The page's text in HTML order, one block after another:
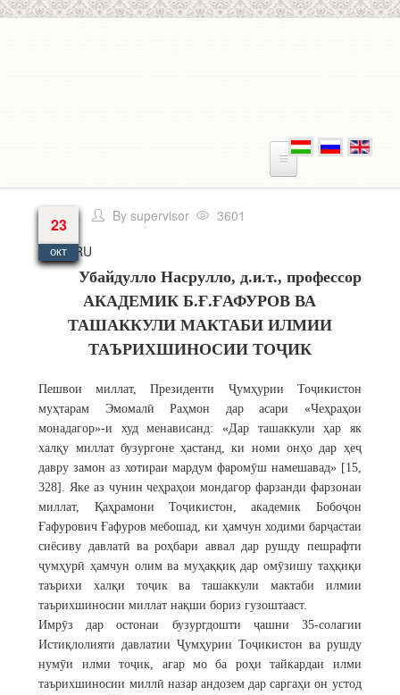
23
окт
Bysupervisor
3601
Язык
RU
Убайдулло Насрулло, д.и.т., профессор
АКАДЕМИК Б.Ғ.ҒАФУРОВ ВА
ТАШАККУЛИ МАКТАБИ ИЛМИИ
ТАЪРИХШИНОСИИ ТОҶИК
Пешвои миллат, Президенти Ҷумҳурии Тоҷикистон
муҳтарам Эмомалӣ Раҳмон дар асари «Чеҳраҳои
монадагор»-и худ менависанд: «Дар ташаккули ҳар як
халқу миллат бузургоне ҳастанд, ки номи онҳо дар ҳеҷ
давру замон аз хотираи мардум фаромӯш намешавад» [15,
328]. Яке аз чунин чеҳраҳои мондагор фарзанди фарзонаи
миллат, Қаҳрамони Тоҷикистон, академик Бобоҷон
Ғафурович Ғафуров мебошад, ки ҳамчун ходими барҷастаи
сиёсиву давлатӣ ва роҳбари аввал дар рушду пешрафти
ҷумҳурӣ ҳамчун олим ва муҳаққиқ дар омӯзишу таҳқиқи
таърихи халқи тоҷик ва ташаккули мактаби илмии
таърихшиносии миллат нақши бориз гузоштааст.
Имрӯз дар остонаи бузургдошти ҷашни 35-солагии
Истиқлолияти давлатии Ҷумҳурии Тоҷикистон ва рушду
нумӯи илми тоҷик, агар мо ба роҳи тайкардаи илми
таърихшиносии миллӣ назар андозем дар саргаҳи он устод